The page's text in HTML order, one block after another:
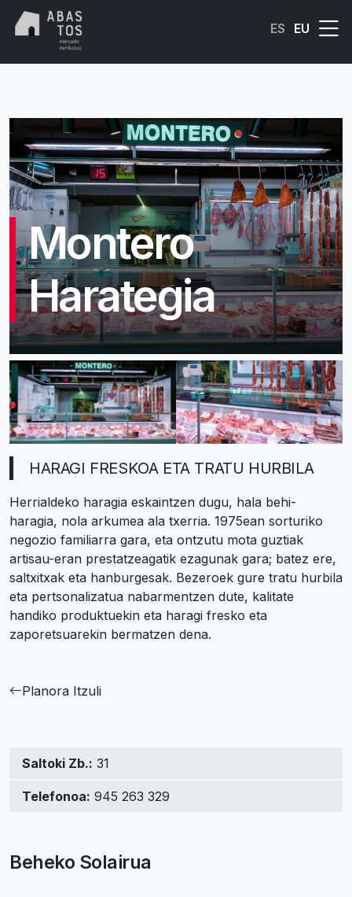
Skip to main content
ES
EU
Montero
Harategia
HARAGI FRESKOA ETA TRATU HURBILA
Herrialdeko haragia eskaintzen dugu, hala behi-
haragia, nola arkumea ala txerria. 1975ean sorturiko
negozio familiarra gara, eta ontzutu mota guztiak
artisau-eran prestatzeagatik ezagunak gara; batez ere,
saltxitxak eta hanburgesak. Bezeroek gure tratu hurbila
eta pertsonalizatua nabarmentzen dute, kalitate
handiko produktuekin eta haragi fresko eta
zaporetsuarekin bermatzen dena.
Planora Itzuli
Saltoki Zb.: 31
Telefonoa: 945 263 329
Beheko Solairua